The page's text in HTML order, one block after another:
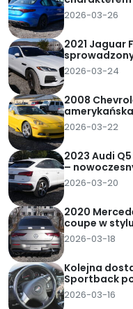
pod dom
2026-03-26
2021 Jaguar
2026-03-24
2008
62 tys. zł pod
2026-03-22
2023 Audi
–
za 95 tys. zł
2026-03-20
2020
coupe w
82 tys. zł pod
2026-03-18
Kolejna
Sportback
2026-03-16